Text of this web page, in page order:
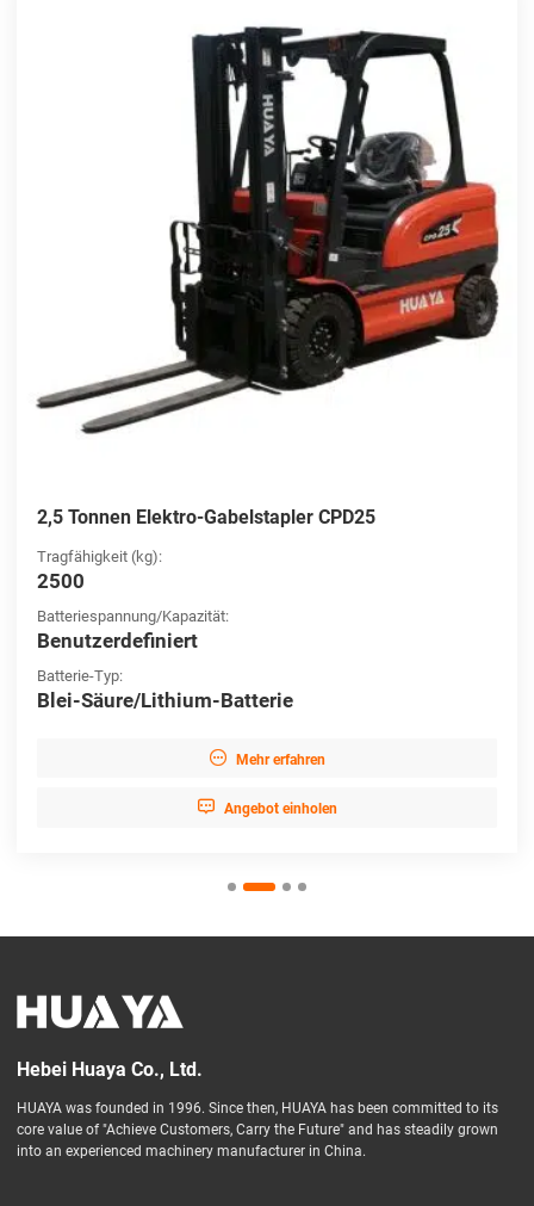
2,5 Tonnen Elektro-Gabelstapler CPD25
Tragfähigkeit (kg):
2500
Batteriespannung/Kapazität:
Benutzerdefiniert
Batterie-Typ:
Blei-Säure/Lithium-Batterie
 Mehr erfahren
 Angebot einholen
Hebei Huaya Co., Ltd.
HUAYA was founded in 1996. Since then, HUAYA has been committed to its
core value of "Achieve Customers, Carry the Future" and has steadily grown
into an experienced machinery manufacturer in China.